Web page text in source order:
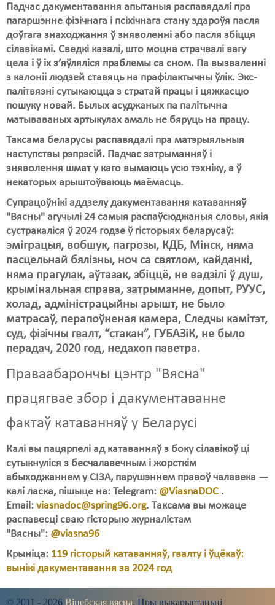
Падчас дакументавання апытаныя распавядалі пра
пагаршэнне фізічнага і псіхічнага стану здароўя пасля
доўгага знаходжання ў зняволенні або пасля збіцця
сілавікамі. Сведкі казалі, што моцна страчвалі вагу
цела і ў іх з’яўляліся праблемы са сном. Па вызваленні
з калоніі людзей ставяць на прафілактычны ўлік. Экс-
палітвязні сутыкаюцца з стратай працы і цяжкасцю
пошуку новай. Былых асуджаных па палітычна
матываваных артыкулах амаль не бяруць на працу.
Таксама беларусы распавядалі пра матэрыяльныя
наступствы рэпрэсій. Падчас затрыманняў і
зняволення шмат у каго вымаюць усю тэхніку, а ў
некаторых арыштоўваюць маёмасць.
Супрацоўнікі аддзелу дакументавання катаванняў
"Вясны" агучылі 24 самыя распаўсюджаныя словы, якія
сустракаліся ў 2024 годзе ў гісторыях беларусаў:
эміграцыя, вобшук, пагрозы, КДБ, Мінск, няма
пасцельнай бялізны, ноч са святлом, кайданкі,
няма прагулак, аўтазак, збіццё, не вадзілі ў душ,
крымінальная справа, затрыманне, допыт, РУУС,
холад, адміністрацыйны арышт, не было
матрасаў, перапоўненая камера, Следчы камітэт,
суд, фізічны гвалт, “стакан”, ГУБАЗіК, не было
перадач, 2020 год, недахоп паветра.
Праваабарончы цэнтр "Вясна"
працягвае збор і дакументаванне
фактаў катаванняў у Беларусі
Калі вы пацярпелі ад катаванняў з боку сілавікоў ці
сутыкнуліся з бесчалавечным і жорсткім
абыходжаннем у СІЗА, парушэннем правоў чалавека —
калі ласка, пішыце на: Telegram: @ViasnaDOC .
Email: viasnadoc@spring96.org. Таксама вы можаце
распавесці сваю гісторыю журналістам
"Вясны": @viasna96
Крыніца: 119 гісторый катаванняў, гвалту і ўцёкаў:
вынікі дакументавання за 2024 год
© 2011 - 2026 Віцебская вясна. Пры выкарыстаньні